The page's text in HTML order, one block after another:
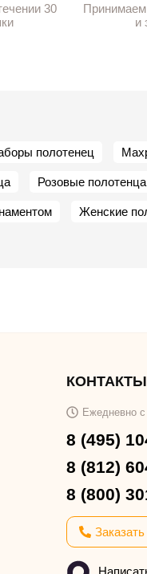
30
Принимаем
и
полотенец
Розовые полотенца
Женские
КОНТАКТЫ
Ежедневно
8 (495)
8 (812)
8 (800)